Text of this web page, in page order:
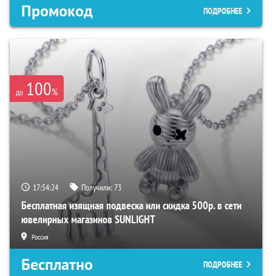
Промокод ПОДРОБНЕЕ
до 100%
17:54:23 Получили:73
Бесплатная изящная подвеска или скидка 500р. в сети
ювелирных магазинов SUNLIGHT
Россия
Бесплатно ПОДРОБНЕЕ